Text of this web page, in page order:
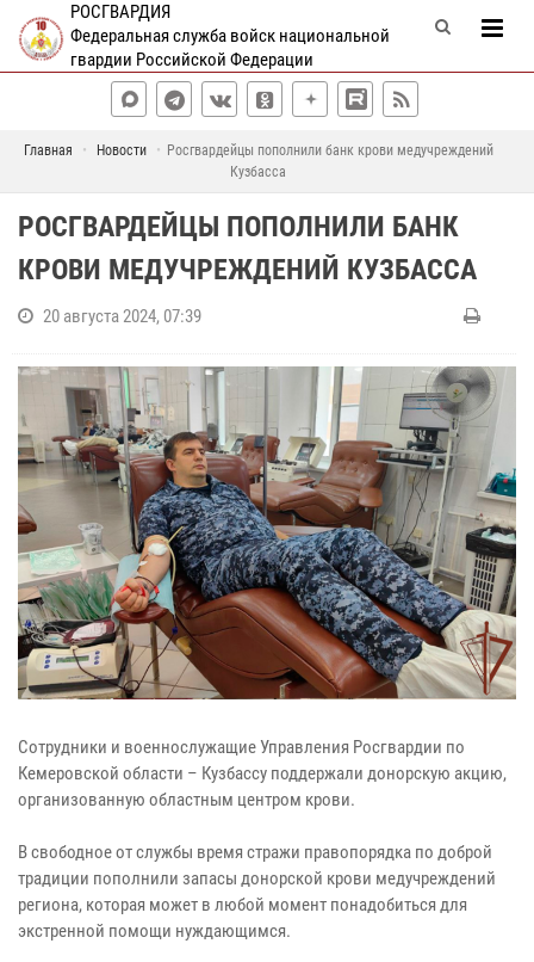
РОСГВАРДИЯ
Федеральная служба войск национальной
гвардии Российской Федерации
Главная Новости
Росгвардейцы пополнили банк крови медучреждений
Кузбасса
РОСГВАРДЕЙЦЫ ПОПОЛНИЛИ БАНК
КРОВИ МЕДУЧРЕЖДЕНИЙ КУЗБАССА
20 августа 2024, 07:39
Сотрудники и военнослужащие Управления Росгвардии по
Кемеровской области – Кузбассу поддержали донорскую акцию,
организованную областным центром крови.
В свободное от службы время стражи правопорядка по доброй
традиции пополнили запасы донорской крови медучреждений
региона, которая может в любой момент понадобиться для
экстренной помощи нуждающимся.